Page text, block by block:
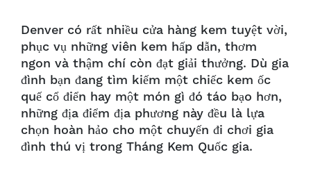
Denver có rất nhiều cửa hàng kem tuyệt vời,
phục vụ những viên kem hấp dẫn, thơm
ngon và thậm chí còn đạt giải thưởng. Dù gia
đình bạn đang tìm kiếm một chiếc kem ốc
quế cổ điển hay một món gì đó táo bạo hơn,
những địa điểm địa phương này đều là lựa
chọn hoàn hảo cho một chuyến đi chơi gia
đình thú vị trong Tháng Kem Quốc gia.